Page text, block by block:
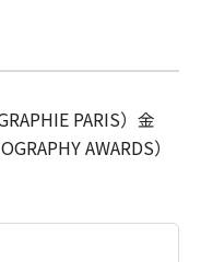
PARIS）金
AWARDS）